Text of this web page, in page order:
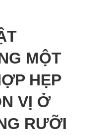
MỘT
HẸP
VỊ Ở
RƯỠI